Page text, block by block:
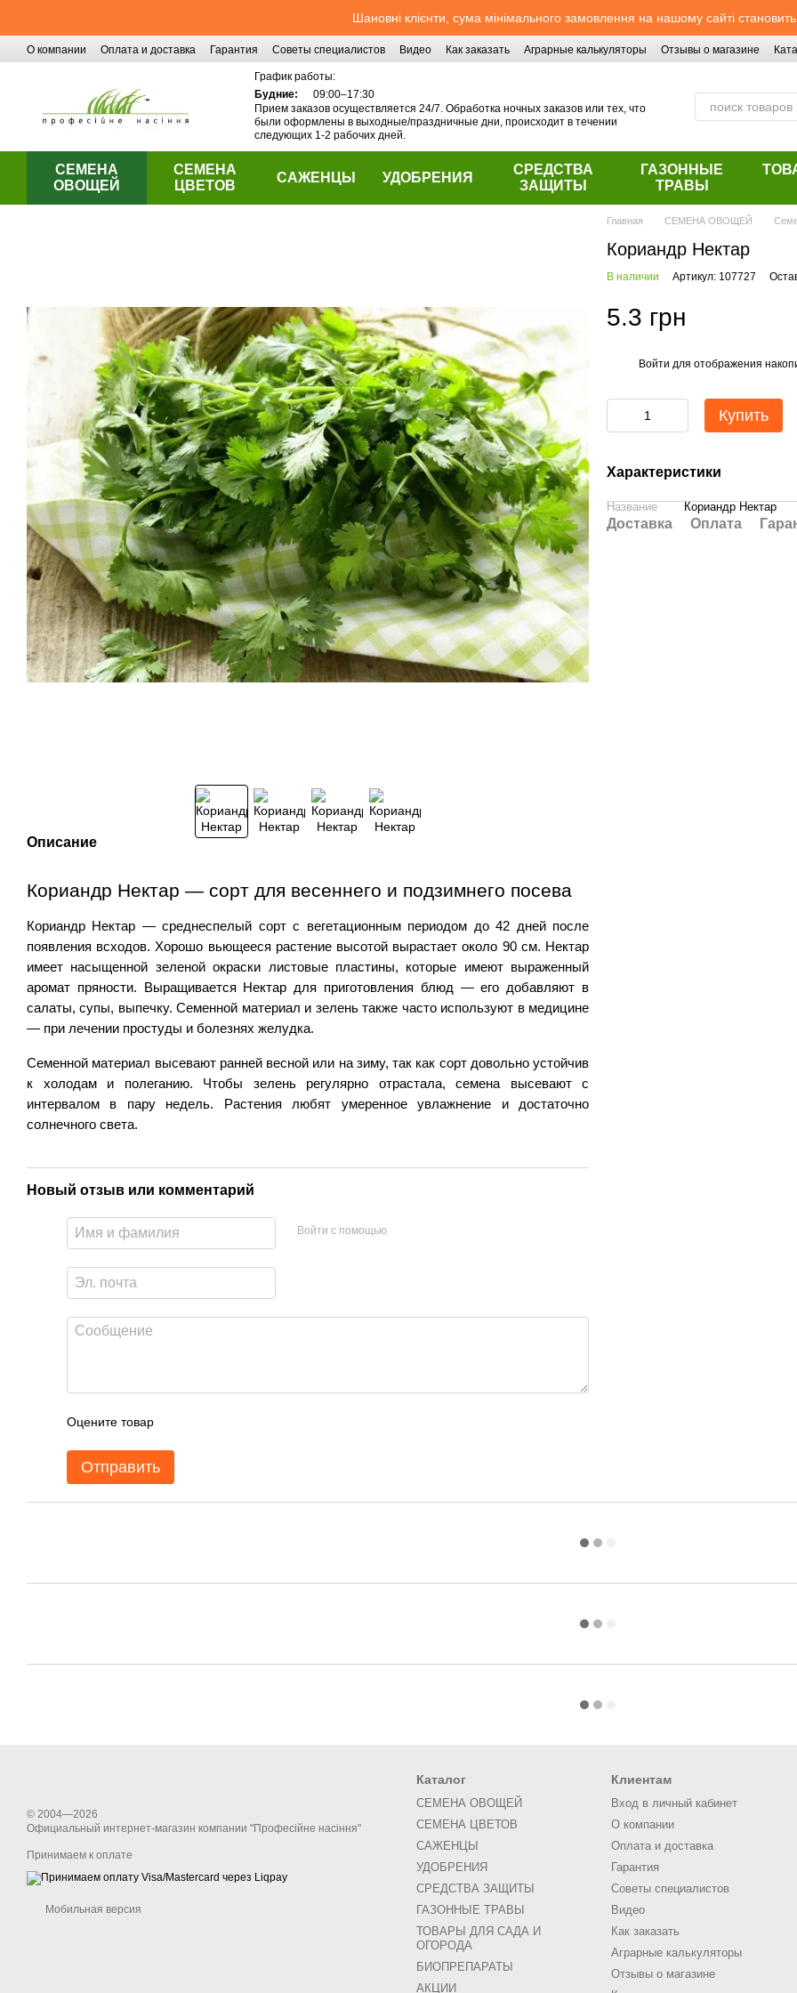
Шановні клієнти, сума мінімального замовлення на нашому сайті
О компании Оплата и доставка Гарантия Советы специалистов Видео Как заказать Аграрные калькуляторы Отзывы о магазине
График работы:
Будние:
09:00–17:30
Прием заказов осуществляется 24/7. Обработка ночных заказов или тех, что
были оформлены в выходные/праздничные дни, происходит в течении
следующих 1-2 рабочих дней.
СЕМЕНА
ОВОЩЕЙ
СЕМЕНА
ЦВЕТОВ
САЖЕНЦЫ УДОБРЕНИЯ
СРЕДСТВА
ЗАЩИТЫ
ГАЗОННЫЕ
ТРАВЫ
Описание
Кориандр Нектар — сорт для весеннего и подзимнего посева
Кориандр Нектар — среднеспелый сорт с вегетационным периодом до 42 дней после
появления всходов. Хорошо вьющееся растение высотой вырастает около 90 см. Нектар
имеет насыщенной зеленой окраски листовые пластины, которые имеют выраженный
аромат пряности. Выращивается Нектар для приготовления блюд — его добавляют в
салаты, супы, выпечку. Семенной материал и зелень также часто используют в медицине
— при лечении простуды и болезнях желудка.
Семенной материал высевают ранней весной или на зиму, так как сорт довольно устойчив
к холодам и полеганию. Чтобы зелень регулярно отрастала, семена высевают с
интервалом в пару недель. Растения любят умеренное увлажнение и достаточно
солнечного света.
Новый отзыв или комментарий
Войти с помощью
Оцените товар
Отправить
Главная СЕМЕНА ОВОЩЕЙ
Кориандр Нектар
В наличии Артикул: 107727
5.3 грн
Войти для отображения
Купить
Характеристики
Название Кориандр Нектар
Доставка Оплата
© 2004—2026
Официальный интернет-магазин компании "Професійне насіння"
Принимаем к оплате
Мобильная версия
Каталог
СЕМЕНА ОВОЩЕЙ
СЕМЕНА ЦВЕТОВ
САЖЕНЦЫ
УДОБРЕНИЯ
СРЕДСТВА ЗАЩИТЫ
ГАЗОННЫЕ ТРАВЫ
ТОВАРЫ ДЛЯ САДА И
ОГОРОДА
БИОПРЕПАРАТЫ
АКЦИИ
Клиентам
Вход в личный кабинет
О компании
Оплата и доставка
Гарантия
Советы специалистов
Видео
Как заказать
Аграрные калькуляторы
Отзывы о магазине